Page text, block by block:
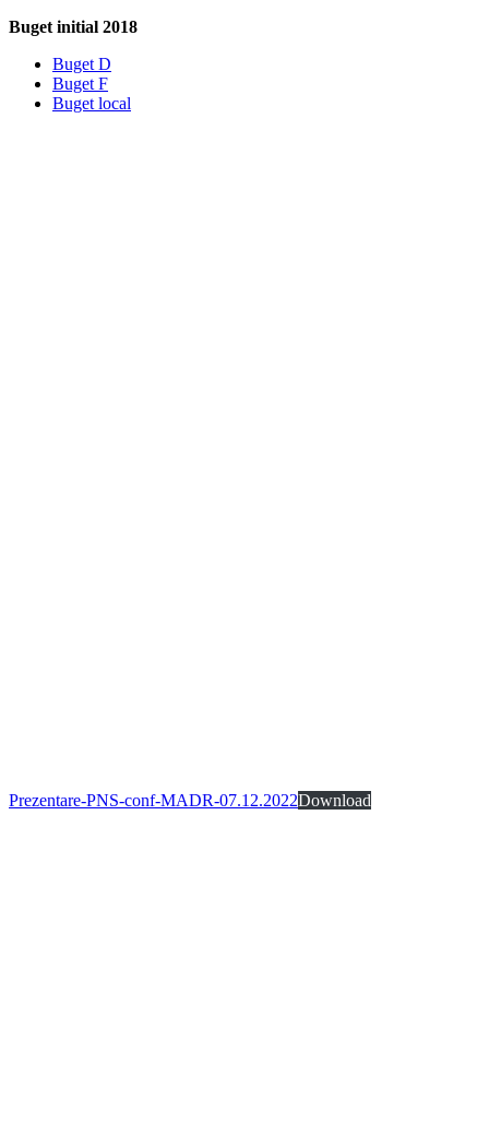
Buget initial 2018
Buget D
Buget F
Buget local
Prezentare-PNS-conf-MADR-07.12.2022Download